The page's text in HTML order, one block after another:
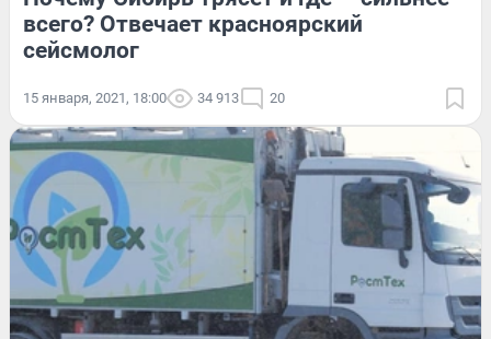
всего? Отвечает красноярский
сейсмолог
15 января, 2021, 18:00 34 913 20